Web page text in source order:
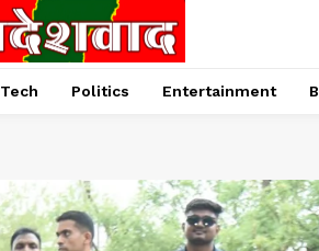
Tech Politics Entertainment